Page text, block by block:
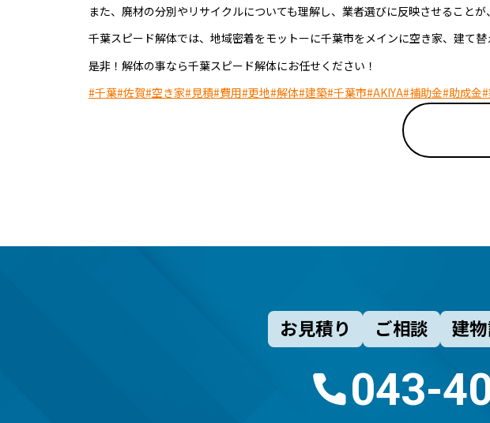
また、廃材の分別やリサイクルについても理解し、業者選びに反映させることが
千葉スピード解体では、地域密着をモットーに千葉市をメインに空き家、建て替
是非！解体の事なら千葉スピード解体にお任せください！
#千葉#佐賀#空き家#見積#費用#更地#解体#建築#千葉市#AKIYA#補助金#助成金
お見積り ご相談 建
043-